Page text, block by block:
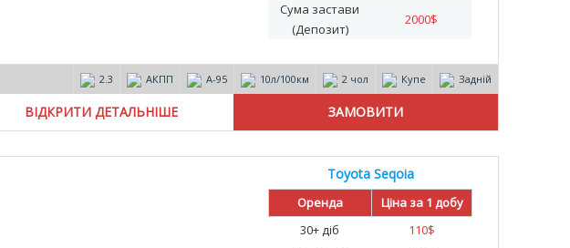
Сума застави
(Депозит)
2000$
2.3 АКПП А-95 10л/100км 2 чол Купе Задній
ВІДКРИТИ ДЕТАЛЬНІШЕ
Toyota Seqoia
Оренда
Ціна за 1 добу
30+ діб
110$